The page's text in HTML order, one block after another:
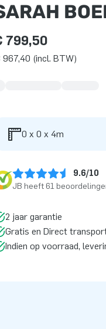
799,50
(incl. BTW)
0 x 0 x 4m
9.6/10
JB heeft 61
2 jaar garantie
Gratis en Direct
Indien op voorraad,